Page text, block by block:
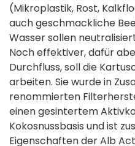
(Mikroplastik, Rost,
auch geschmackliche
Wasser sollen
Noch effektiver, dafür
Durchfluss, soll die
arbeiten. Sie wurde in
renommierten
einen gesintertem
Kokosnussbasis und ist
Eigenschaften der Alb